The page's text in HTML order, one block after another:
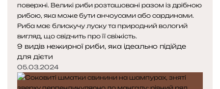
9 видів нежирної риби, яка ідеально підійде
для дієти
05.03.2024